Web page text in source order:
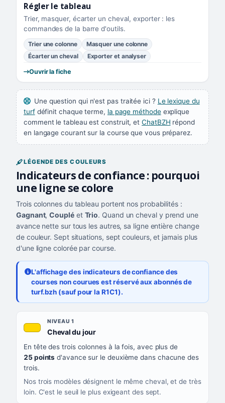
Régler le tableau
Trier, masquer, écarter un cheval, exporter : les
commandes de la barre d'outils.
Trier une colonne
Masquer une colonne
Écarter un cheval
Exporter et analyser
Ouvrir la fiche
Une question qui n'est pas traitée ici ? Le lexique du
turfdéfinit chaque terme, la page méthodeexplique
comment le tableau est construit, etChatBZH répond
en langage courant sur la course que vous préparez.
LÉGENDE DES COULEURS
Indicateurs de confiance : pourquoi
une ligne se colore
Trois colonnes du tableau portent nos probabilités :
Gagnant,Coupléet Trio. Quand un cheval y prend une
avance nette sur tous les autres, sa ligne entière change
de couleur. Sept situations, sept couleurs, et jamais plus
d'une ligne colorée par course.
L'affichage des indicateurs de confiance des
courses non courues est réservé aux abonnés de
turf.bzh (sauf pour la R1C1).
QUAND LA LIGNE PREND CETTE COULEUR
CE QUE CELA VOUS DIT
NIVEAU 1
Cheval du jour, couleur jaune or
En tête des trois colonnes à la fois, avec plus de
25 points d'avance sur le deuxième dans chacune des
trois.
Nos trois modèles désignent le même cheval, et de très
loin. C'est le seuil le plus exigeant des sept.